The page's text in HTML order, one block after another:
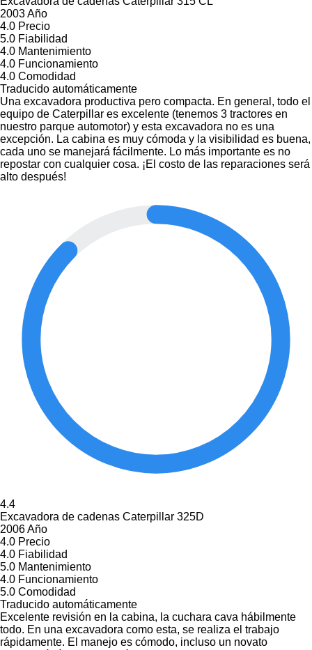
2003 Año
4.0 Precio
5.0 Fiabilidad
4.0 Mantenimiento
4.0 Funcionamiento
4.0 Comodidad
Traducido automáticamente
Una excavadora productiva pero compacta. En general, todo el
equipo de Caterpillar es excelente (tenemos 3 tractores en
nuestro parque automotor) y esta excavadora no es una
excepción. La cabina es muy cómoda y la visibilidad es buena,
cada uno se manejará fácilmente. Lo más importante es no
repostar con cualquier cosa. ¡El costo de las reparaciones será
alto después!
4.4
Excavadora de cadenas Caterpillar 325D
2006 Año
4.0 Precio
4.0 Fiabilidad
5.0 Mantenimiento
4.0 Funcionamiento
5.0 Comodidad
Traducido automáticamente
Excelente revisión en la cabina, la cuchara cava hábilmente
todo. En una excavadora como esta, se realiza el trabajo
rápidamente. El manejo es cómodo, incluso un novato